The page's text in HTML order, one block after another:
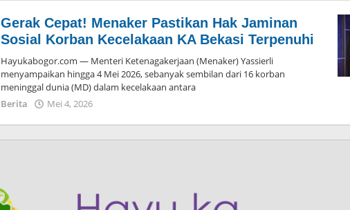
Ka
Bogor
Gerak Cepat! Menaker Pastikan Hak Jaminan
Sosial Korban Kecelakaan KA Bekasi Terpenuhi
Hayukabogor.com — Menteri Ketenagakerjaan (Menaker) Yassierli
menyampaikan hingga 4 Mei 2026, sebanyak sembilan dari 16 korban
meninggal dunia (MD) dalam kecelakaan antara
Berita
Mei 4, 2026
Ka